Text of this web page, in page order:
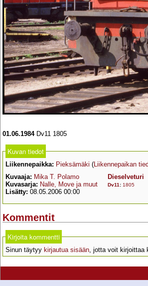
01.06.1984Dv11 1805
Kuvan tiedot
Liikennepaikka: Pieksämäki (Liikennepaikan
Kuvaaja: Mika T. Polamo
Kuvasarja: Nalle, Move ja muut
Lisätty: 08.05.2006 00:00
Dieselveturi
Dv11 : 1805
Kommentit
Kirjoita kommentti
Sinun täytyy kirjautua sisään, jotta voit kirjoittaa